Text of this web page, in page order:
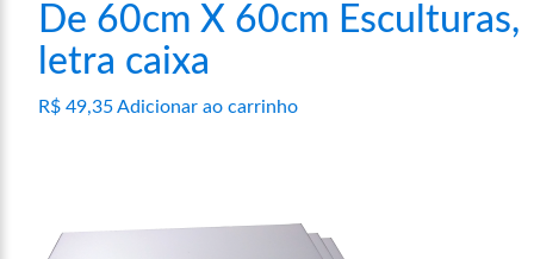
De 60cm X 60cm Esculturas,
letra caixa
R$ 49,35Adicionar ao carrinho